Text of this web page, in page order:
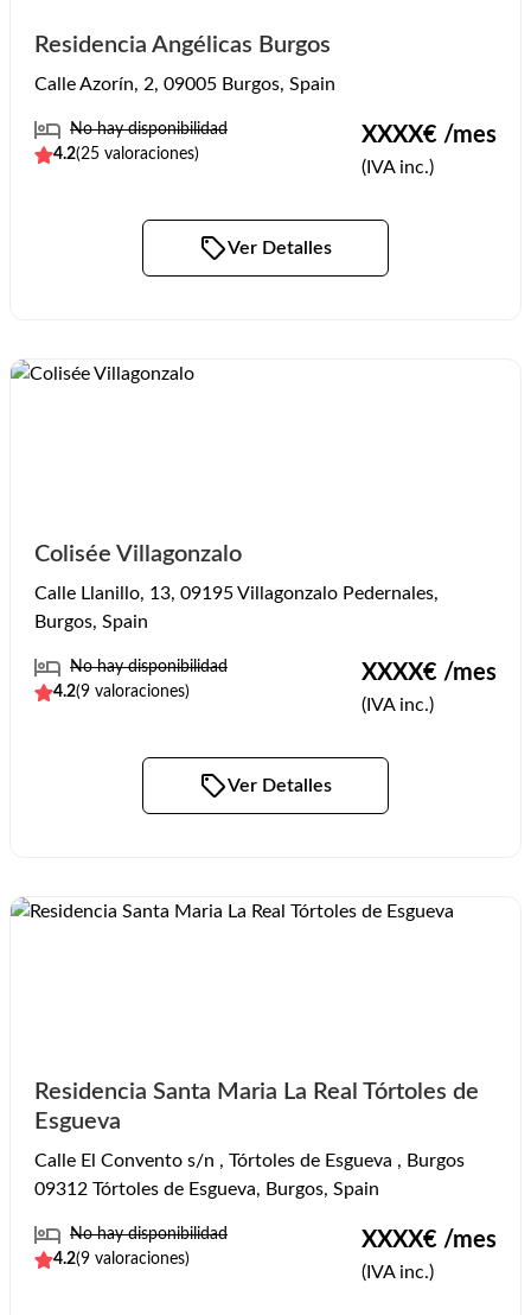
Residencia Angélicas Burgos
Calle Azorín, 2, 09005 Burgos, Spain
No hay disponibilidad
4.2(25 valoraciones)
XXXX€ /mes
(IVA inc.)
Ver Detalles
Colisée Villagonzalo
Calle Llanillo, 13, 09195 Villagonzalo Pedernales,
Burgos, Spain
No hay disponibilidad
4.2(9 valoraciones)
XXXX€ /mes
(IVA inc.)
Ver Detalles
Residencia Santa Maria La Real Tórtoles de
Esgueva
Calle El Convento s/n , Tórtoles de Esgueva , Burgos
09312 Tórtoles de Esgueva, Burgos, Spain
No hay disponibilidad
4.2(9 valoraciones)
XXXX€ /mes
(IVA inc.)